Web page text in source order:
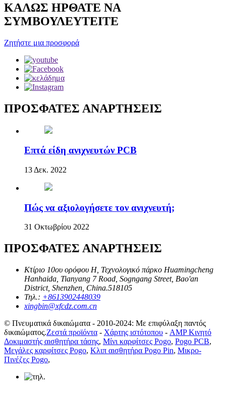
ΚΑΛΩΣ ΗΡΘΑΤΕ ΝΑ
ΣΥΜΒΟΥΛΕΥΤΕΙΤΕ
Ζητήστε μια προσφορά
ΠΡΟΣΦΑΤΕΣ ΑΝΑΡΤΗΣΕΙΣ
Επτά είδη ανιχνευτών PCB
13 Δεκ. 2022
Πώς να αξιολογήσετε τον ανιχνευτή;
31 Οκτωβρίου 2022
ΠΡΟΣΦΑΤΕΣ ΑΝΑΡΤΗΣΕΙΣ
Κτίριο 10ου ορόφου H, Τεχνολογικό πάρκο Huamingcheng
Hanhaida, Tianyang 7 Road, Sogngang Street, Bao'an
District, Shenzhen, China.518105
Τηλ.: +8613902448039
xingbin@xfcdz.com.cn
© Πνευματικά δικαιώματα - 2010-2024: Με επιφύλαξη παντός
δικαιώματος.Ζεστά προϊόντα - Χάρτης ιστότοπου - AMP Κινητό
Δοκιμαστής αισθητήρα τάσης, Μίνι καρφίτσες Pogo, Pogo PCB,
Μεγάλες καρφίτσες Pogo, Κλιπ αισθητήρα Pogo Pin, Μικρο-
Πινέζες Pogo,